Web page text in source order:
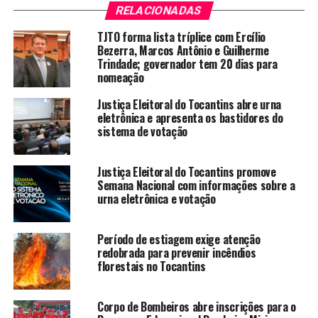
RELACIONADAS
TJTO forma lista tríplice com Ercílio
Bezerra, Marcos Antônio e Guilherme
Trindade; governador tem 20 dias para
nomeação
Justiça Eleitoral do Tocantins abre urna
eletrônica e apresenta os bastidores do
sistema de votação
Justiça Eleitoral do Tocantins promove
Semana Nacional com informações sobre a
urna eletrônica e votação
Período de estiagem exige atenção
redobrada para prevenir incêndios
florestais no Tocantins
Corpo de Bombeiros abre inscrições para o